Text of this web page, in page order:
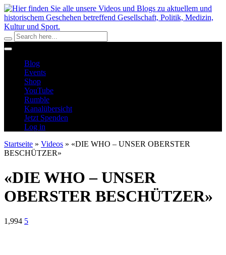
Blog
Events
Shop
YouTube
Rumble
Kanalübersicht
Jetzt Spenden
Log in
Startseite » Videos » «DIE WHO – UNSER OBERSTER
BESCHÜTZER»
«DIE WHO – UNSER
OBERSTER BESCHÜTZER»
1,994 5